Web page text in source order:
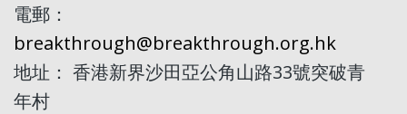
電郵：
breakthrough@breakthrough.org.hk
地址： 香港新界沙田亞公角山路33號突破青
年村